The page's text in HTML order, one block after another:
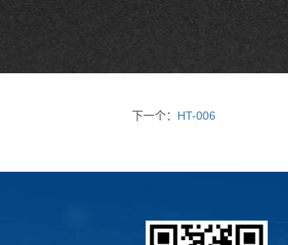
下一个： HT-006